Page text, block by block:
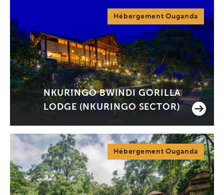
Hébergement Ouganda
NKURINGO BWINDI GORILLA
LODGE (NKURINGO SECTOR)
Hébergement Ouganda